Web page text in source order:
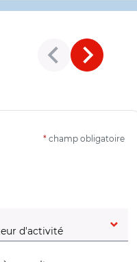
* champ obligatoire
obligatoire)